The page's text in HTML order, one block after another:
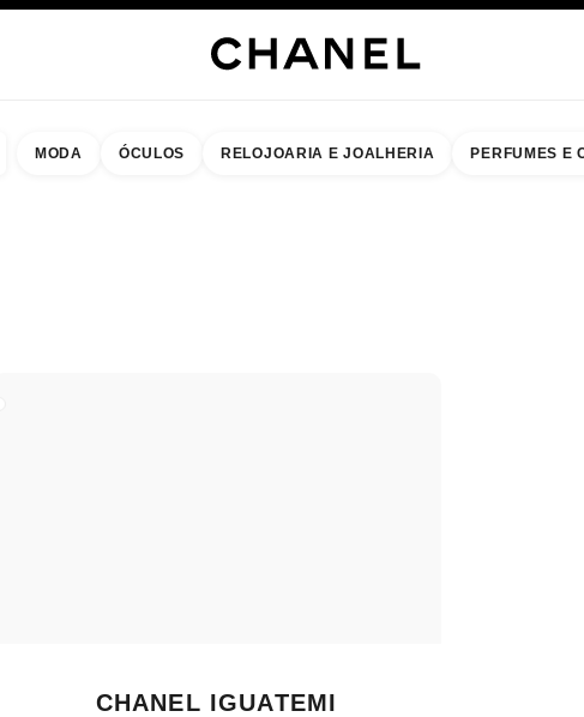
CHANEL IGUATEMI
filtrar resultados por:
MODA ÓCULOS RELOJOARIA E JOALHERIA PERFUMES E